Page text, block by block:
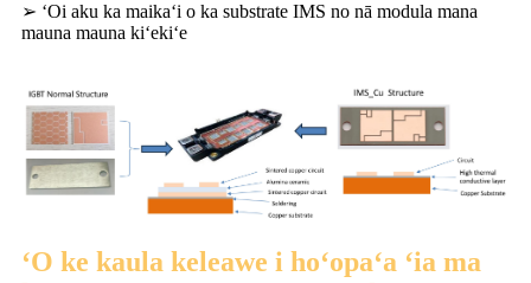
➢ ʻOi aku ka maikaʻi o ka substrate IMS no nā modula mana
mauna mauna kiʻekiʻe
ʻO ke kaula keleawe i hoʻopaʻa ʻia ma